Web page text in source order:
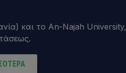
και το An-Najah University,